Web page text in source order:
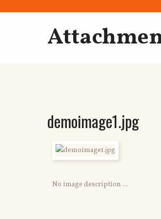
demoimage1.jpg
No image description ...